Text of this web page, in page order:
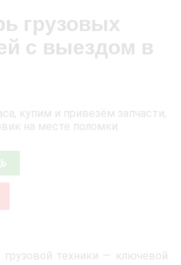
грузовых
с выездом в
купим и привезём запчасти,
на месте поломки
грузовой техники — ключевой